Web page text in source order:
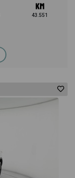
43.551